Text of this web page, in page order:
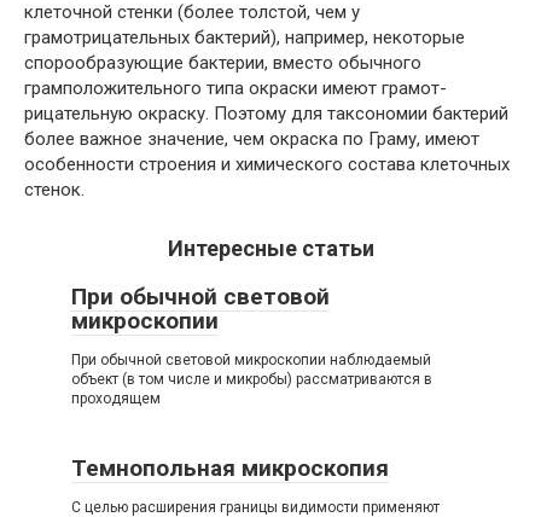
клеточной стенки (более толстой, чем у
грамотрицательных бактерий), например, некоторые
спорообразующие бактерии, вместо обычного
грамположительного типа окраски имеют грамот-
рицательную окраску. Поэтому для таксономии бактерий
более важное значение, чем окраска по Граму, имеют
особенности строения и химического состава клеточных
стенок.
Интересные статьи
При обычной световой
микроскопии
При обычной световой микроскопии наблюдаемый
объект (в том числе и микробы) рассматриваются в
проходящем
Темнопольная микроскопия
С целью расширения границы видимости применяют